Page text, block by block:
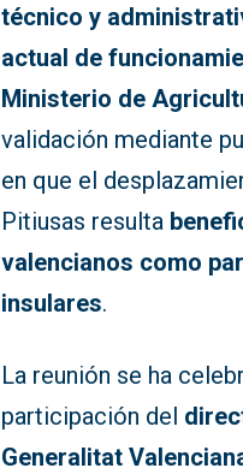
técnico y
actual de
Ministerio de
validación mediante
en que el
Pitiusas resulta
valencianos como
insulares.
La reunión se ha
participación del
Generalitat